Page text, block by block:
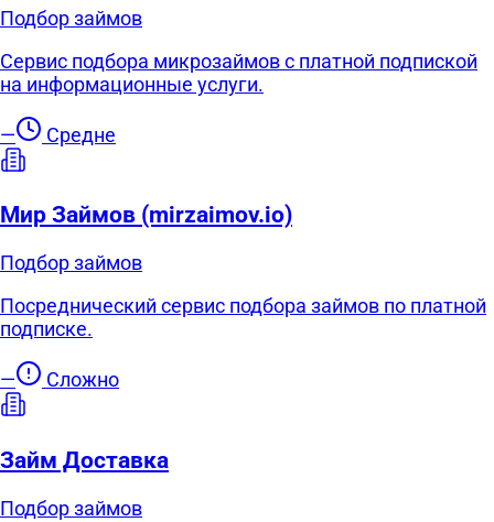
Подбор займов
Сервис подбора микрозаймов с платной подпиской
на информационные услуги.
— Средне
Мир Займов (mirzaimov.io)
Подбор займов
Посреднический сервис подбора займов по платной
подписке.
— Сложно
Займ Доставка
Подбор займов